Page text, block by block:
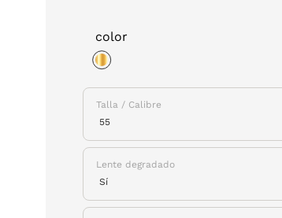
color
Talla / Calibre
Lente degradado